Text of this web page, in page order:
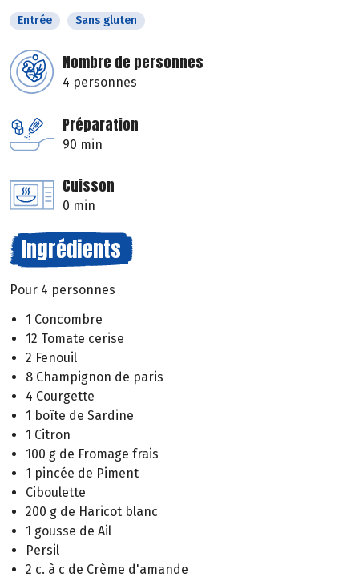
Entrée Sans gluten
Nombre de personnes
4 personnes
Préparation
90 min
Cuisson
0 min
Ingrédients
Pour 4 personnes
1 Concombre
12 Tomate cerise
2 Fenouil
8 Champignon de paris
4 Courgette
1 boîte de Sardine
1 Citron
100 g de Fromage frais
1 pincée de Piment
Ciboulette
200 g de Haricot blanc
1 gousse de Ail
Persil
2 c. à c de Crème d'amande